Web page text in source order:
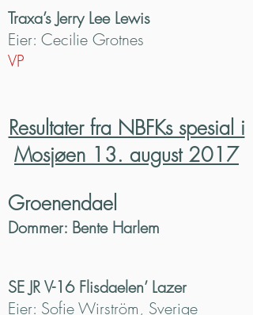
Traxa’s Jerry Lee Lewis
Eier: Cecilie Grotnes
VP
Resultater fra NBFKs spesial i
Mosjøen 13. august 2017
Groenendael
Dommer: Bente Harlem
SE JR V-16 Flisdaelen’ Lazer
Eier: Sofie Wirström, Sverige